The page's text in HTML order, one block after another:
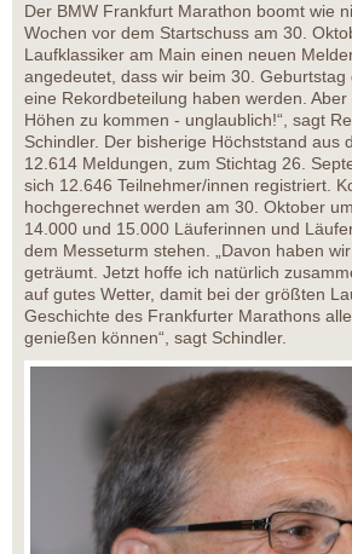
Der BMW Frankfurt Marathon boomt wie
Wochen vor dem Startschuss am 30.
Laufklassiker am Main einen neuen
angedeutet, dass wir beim 30. Geburtstag
eine Rekordbeteilung haben werden.
Höhen zu kommen - unglaublich!“, sagt
Schindler. Der bisherige Höchststand aus
12.614 Meldungen, zum Stichtag 26.
sich 12.646 Teilnehmer/innen registriert.
hochgerechnet werden am 30. Oktober
14.000 und 15.000 Läuferinnen und
dem Messeturm stehen. „Davon haben
geträumt. Jetzt hoffe ich natürlich
auf gutes Wetter, damit bei der größten
Geschichte des Frankfurter Marathons
genießen können“, sagt Schindler.